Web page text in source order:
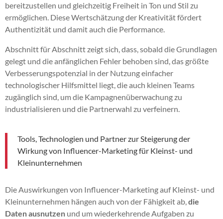
bereitzustellen und gleichzeitig Freiheit in Ton und Stil zu
ermöglichen. Diese Wertschätzung der Kreativität fördert
Authentizität und damit auch die Performance.
Abschnitt für Abschnitt zeigt sich, dass, sobald die Grundlagen
gelegt und die anfänglichen Fehler behoben sind, das größte
Verbesserungspotenzial in der Nutzung einfacher
technologischer Hilfsmittel liegt, die auch kleinen Teams
zugänglich sind, um die Kampagnenüberwachung zu
industrialisieren und die Partnerwahl zu verfeinern.
Tools, Technologien und Partner zur Steigerung der
Wirkung von Influencer-Marketing für Kleinst- und
Kleinunternehmen
Die Auswirkungen von Influencer-Marketing auf Kleinst- und
Kleinunternehmen hängen auch von der Fähigkeit ab,die
Daten ausnutzen und um wiederkehrende Aufgaben zu